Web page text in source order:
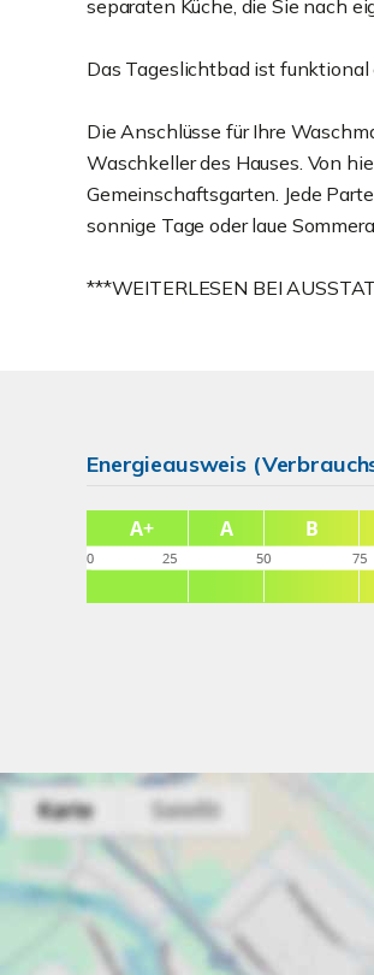
separaten Küche, die Sie nach
Das Tageslichtbad ist
Die Anschlüsse für Ihre
Waschkeller des Hauses. Von
Gemeinschaftsgarten. Jede
sonnige Tage oder laue
***WEITERLESEN BEI
Energieausweis